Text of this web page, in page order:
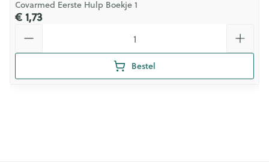
Covarmed Eerste Hulp Boekje 1
€ 1,73
Bestel